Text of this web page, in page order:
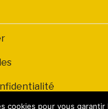
cookies pour vous garantir